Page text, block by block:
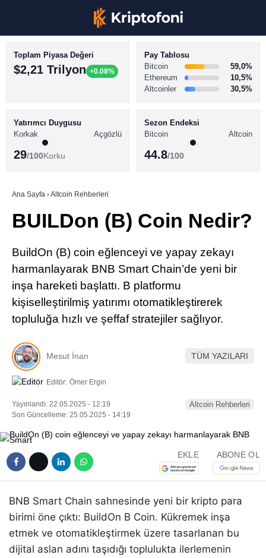
Youtube
TikTok
Pinterest
LinkedIn
BİTCOİN HABERLERİ
ALTCOİN HABERLERİ
SÖZLÜK
Toplam Piyasa Değeri
$2,21 Trilyon +0.08%
Pay Tablosu
Bitcoin
59,0%
Ethereum
10,5%
Altcoinler
30,5%
Yatırımcı Duygusu
Korkak
Açgözlü
29/100Korku
Sezon Endeksi
Bitcoin
Altcoin
44.8/100
Ana Sayfa ›Altcoin Rehberleri
BUILDon (B) Coin Nedir?
BuildOn (B) coin eğlenceyi ve yapay zekayı
harmanlayarak BNB Smart Chain’de yeni bir
inşa hareketi başlattı. B platformu
kişiselleştirilmiş yatırımı otomatikleştirerek
topluluğa hızlı ve şeffaf stratejiler sağlıyor.
Mesut İnan TÜM YAZILARI
Editör: Ömer Ergin
Yayınlandı: 22.05.2025 - 12:19
Son Güncelleme: 25.05.2025 - 14:19
Altcoin Rehberleri
EKLE ABONE OL
BNB Smart Chain sahnesinde yeni bir kripto para
birimi öne çıktı: BuildOn B Coin. Kükremek inşa
etmek ve otomatikleştirmek üzere tasarlanan bu
dijital aslan adını taşıdığı toplulukta ilerlemenin